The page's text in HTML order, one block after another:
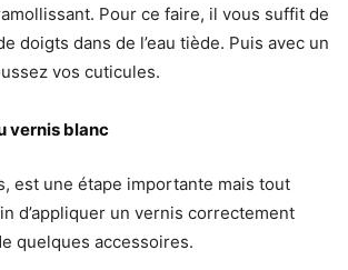
Pour ce faire, il vous suffit de
doigts dans de l’eau tiède. Puis avec un
vos cuticules.
vernis blanc
est une étape importante mais tout
d’appliquer un vernis correctement
quelques accessoires.